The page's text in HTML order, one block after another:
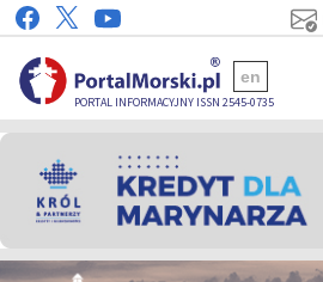
PORTAL INFORMACYJNY ISSN 2545-0735
en